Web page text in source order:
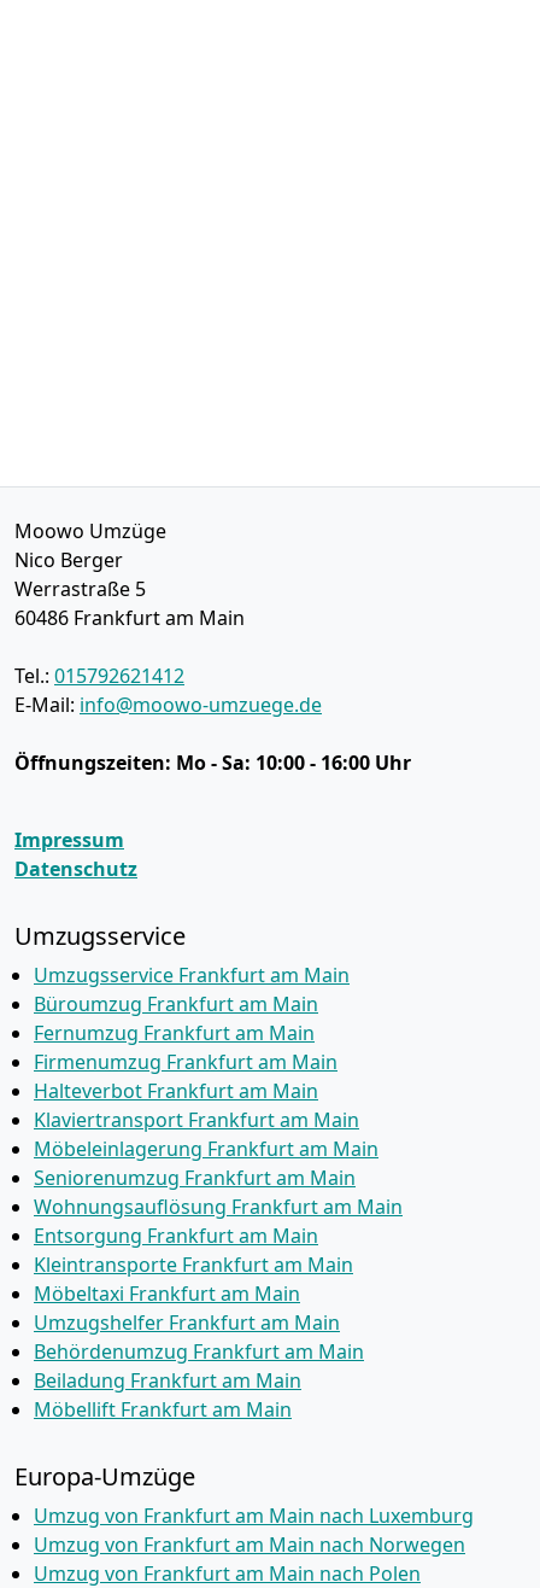
Moowo Umzüge
Nico Berger
Werrastraße 5
60486 Frankfurt am Main
Tel.: 015792621412
E-Mail: info@moowo-umzuege.de
Öffnungszeiten: Mo - Sa: 10:00 - 16:00 Uhr
Impressum
Datenschutz
Umzugsservice
Umzugsservice Frankfurt am Main
Büroumzug Frankfurt am Main
Fernumzug Frankfurt am Main
Firmenumzug Frankfurt am Main
Halteverbot Frankfurt am Main
Klaviertransport Frankfurt am Main
Möbeleinlagerung Frankfurt am Main
Seniorenumzug Frankfurt am Main
Wohnungsauflösung Frankfurt am Main
Entsorgung Frankfurt am Main
Kleintransporte Frankfurt am Main
Möbeltaxi Frankfurt am Main
Umzugshelfer Frankfurt am Main
Behördenumzug Frankfurt am Main
Beiladung Frankfurt am Main
Möbellift Frankfurt am Main
Europa-Umzüge
Umzug von Frankfurt am Main nach Luxemburg
Umzug von Frankfurt am Main nach Norwegen
Umzug von Frankfurt am Main nach Polen